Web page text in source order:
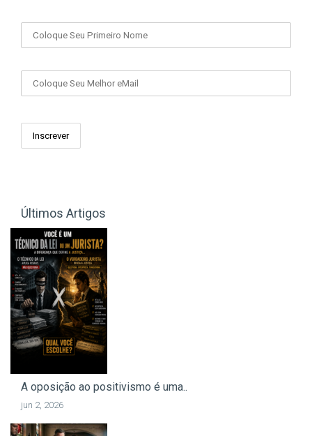
Últimos Artigos
A oposição ao positivismo é uma..
jun 2, 2026